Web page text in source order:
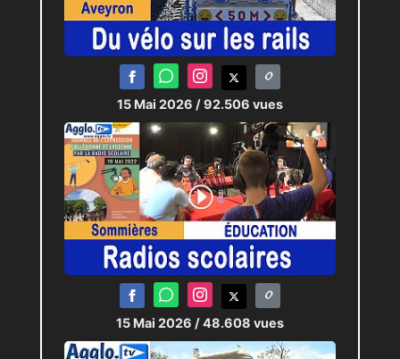
15 Mai 2026 / 92.506 vues
15 Mai 2026 / 48.608 vues